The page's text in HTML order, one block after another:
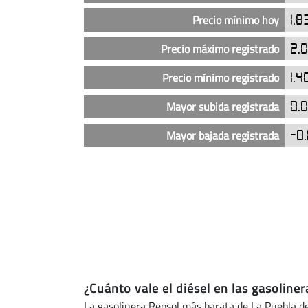
en
gasolineras
La
de
Precio mínimo hoy
Precio máximo registrado
Precio mínimo registrado
Mayor subida registrada
Mayor bajada registrada -
¿Cuánto vale el diésel en las